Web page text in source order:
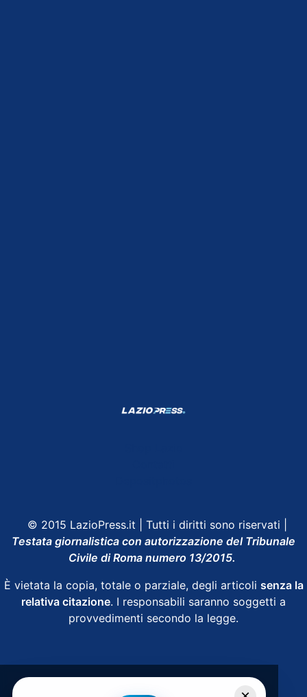
© 2015 LazioPress.it | Tutti i diritti sono riservati |
Testata giornalistica con autorizzazione del Tribunale
Civile di Roma numero 13/2015.
È vietata la copia, totale o parziale, degli articoli senza la
relativa citazione. I responsabili saranno soggetti a
provvedimenti secondo la legge.